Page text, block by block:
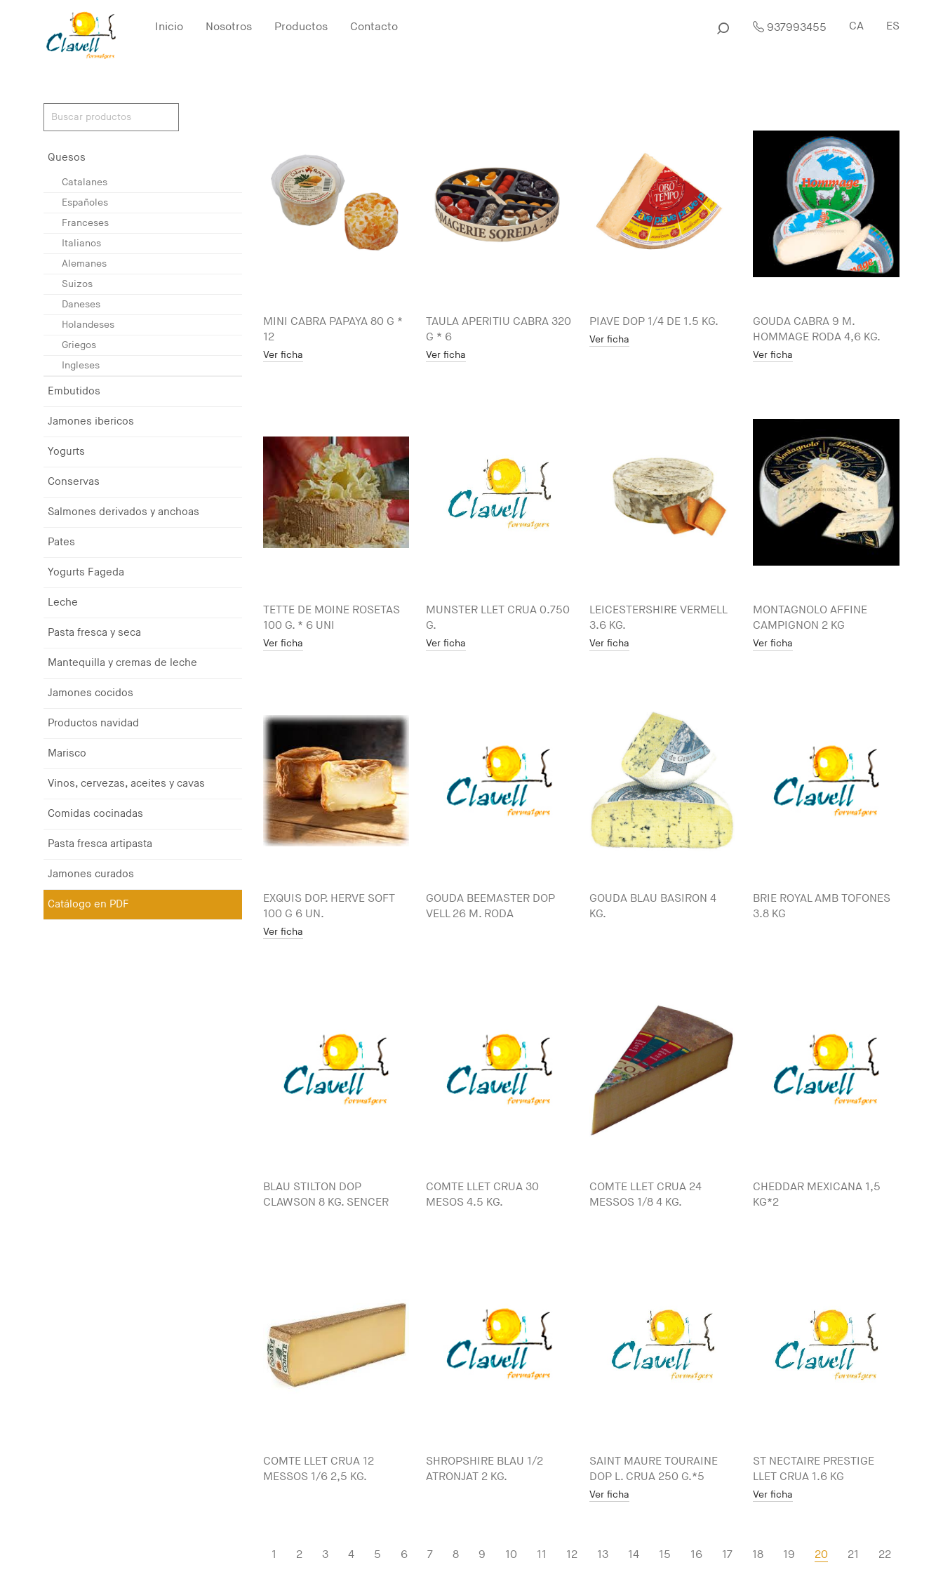
Inicio Nosotros Productos Contacto 937993455 CA ES
Quesos
Catalanes
Españoles
Franceses
Italianos
Alemanes
Suizos
Daneses
Holandeses
Griegos
Ingleses
Embutidos
Jamones ibericos
Yogurts
Conservas
Salmones derivados y anchoas
Pates
Yogurts Fageda
Leche
Pasta fresca y seca
Mantequilla y cremas de leche
Jamones cocidos
Productos navidad
Marisco
Vinos, cervezas, aceites y cavas
Comidas cocinadas
Pasta fresca artipasta
Jamones curados
Catálogo en PDF
MINI CABRA PAPAYA 80 G *
12
Ver ficha
TAULA APERITIU CABRA 320
G * 6
Ver ficha
PIAVE DOP 1/4 DE 1.5 KG.
Ver ficha
GOUDA CABRA 9 M.
HOMMAGE RODA 4,6 KG.
Ver ficha
TETTE DE MOINE ROSETAS
100 G. * 6 UNI
Ver ficha
MUNSTER LLET CRUA 0.750
G.
Ver ficha
LEICESTERSHIRE VERMELL
3.6 KG.
Ver ficha
MONTAGNOLO AFFINE
CAMPIGNON 2 KG
Ver ficha
EXQUIS DOP. HERVE SOFT
100 G 6 UN.
Ver ficha
GOUDA BEEMASTER DOP
VELL 26 M. RODA
GOUDA BLAU BASIRON 4
KG.
BRIE ROYAL AMB TOFONES
3.8 KG
BLAU STILTON DOP
CLAWSON 8 KG. SENCER
COMTE LLET CRUA 30
MESOS 4.5 KG.
COMTE LLET CRUA 24
MESSOS 1/8 4 KG.
CHEDDAR MEXICANA 1,5
KG*2
COMTE LLET CRUA 12
MESSOS 1/6 2,5 KG.
SHROPSHIRE BLAU 1/2
ATRONJAT 2 KG.
SAINT MAURE TOURAINE
DOP L. CRUA 250 G.*5
Ver ficha
ST NECTAIRE PRESTIGE
LLET CRUA 1.6 KG
Ver ficha
1 2 3 4 5 6 7 8 9 10 11 12 13 14 15 16 17 18 19 20 21
22